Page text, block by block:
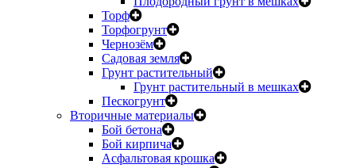
Торф
Торфогрунт
Чернозём
Садовая земля
Грунт растительный
Грунт растительный в мешках
Пескогрунт
Вторичные материалы
Бой бетона
Бой кирпича
Асфальтовая крошка